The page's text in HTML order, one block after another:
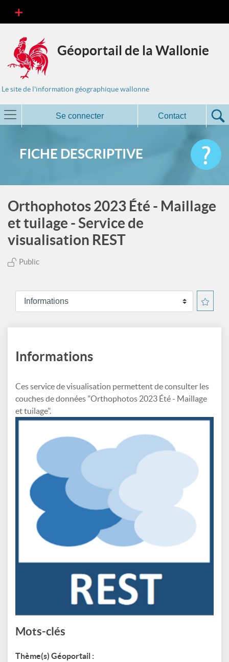
Géoportail de la Wallonie
Le site de l'information géographique wallonne
Se connecter Contact
FICHE DESCRIPTIVE
Orthophotos 2023 Été - Maillage
et tuilage - Service de
visualisation REST
Public
Informations
Ces service de visualisation permettent de consulter les
couches de données "Orthophotos 2023 Été - Maillage
et tuilage".
Mots-clés
Thème(s) Géoportail :